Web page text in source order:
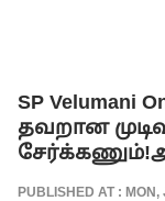
SP Velumani
தவறான
PUBLISHED AT :